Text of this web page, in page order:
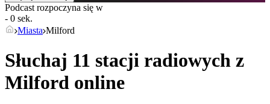
Podcast rozpoczyna się w
- 0 sek.
Miasta Milford
Słuchaj 11 stacji radiowych z
Milford online